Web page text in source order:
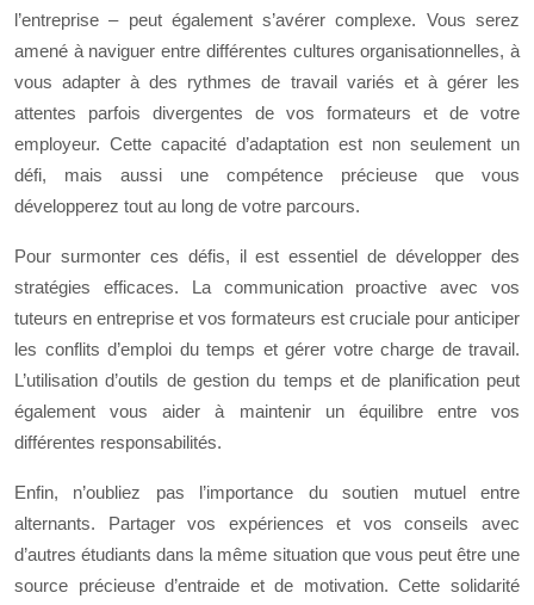
l’entreprise – peut également s’avérer complexe. Vous serez
amené à naviguer entre différentes cultures organisationnelles, à
vous adapter à des rythmes de travail variés et à gérer les
attentes parfois divergentes de vos formateurs et de votre
employeur. Cette capacité d’adaptation est non seulement un
défi, mais aussi une compétence précieuse que vous
développerez tout au long de votre parcours.
Pour surmonter ces défis, il est essentiel de développer des
stratégies efficaces. La communication proactive avec vos
tuteurs en entreprise et vos formateurs est cruciale pour anticiper
les conflits d’emploi du temps et gérer votre charge de travail.
L’utilisation d’outils de gestion du temps et de planification peut
également vous aider à maintenir un équilibre entre vos
différentes responsabilités.
Enfin, n’oubliez pas l’importance du soutien mutuel entre
alternants. Partager vos expériences et vos conseils avec
d’autres étudiants dans la même situation que vous peut être une
source précieuse d’entraide et de motivation. Cette solidarité